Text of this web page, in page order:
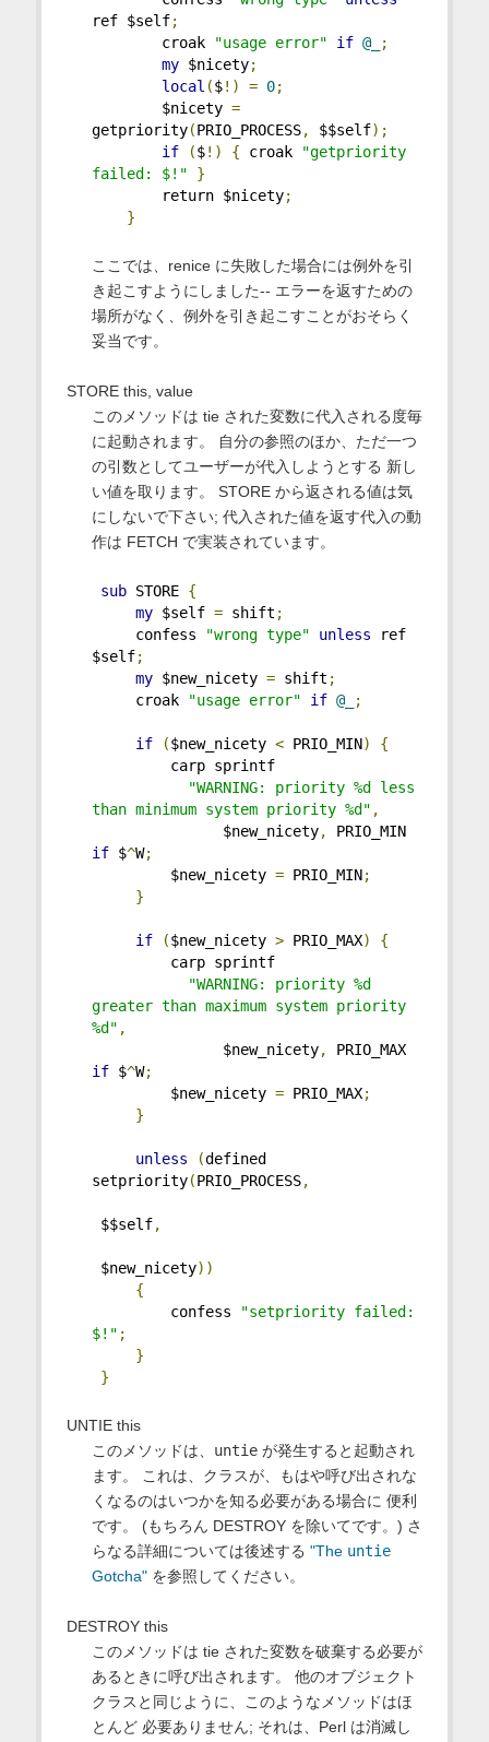
ref $self;
croak
"usage error" if @_
;
my $nicety;
local ($!) = 0;
$nicety =
getpriority(PRIO_PROCESS, $$self);
if
($!) { croak
"getpriority
failed: $!"
}
return $nicety;
}
ここでは、renice に失敗した場合には例外を引
き起こすようにしました-- エラーを返すための
場所がなく、例外を引き起こすことがおそらく
妥当です。
STORE this, value
このメソッドは tie された変数に代入される度毎
に起動されます。 自分の参照のほか、ただ一つ
の引数としてユーザーが代入しようとする 新し
い値を取ります。 STORE から返される値は気
にしないで下さい; 代入された値を返す代入の動
作は FETCH で実装されています。
sub STORE {
my $self = shift ;
confess
"wrong type" unless ref
$self;
my $new_nicety = shift ;
croak
"usage error" if @_ ;
if ($new_nicety < PRIO_MIN)
{
carp sprintf
"WARNING: priority %d less
than minimum system priority %d" ,
$new_nicety,
PRIO_MIN
if $^W;
$new_nicety = PRIO_MIN;
}
if ($new_nicety > PRIO_MAX)
{
carp sprintf
"WARNING: priority %d
greater than maximum system priority
%d" ,
$new_nicety,
PRIO_MAX
if $^W;
$new_nicety = PRIO_MAX;
}
unless (defined
setpriority(PRIO_PROCESS,
$$self,
$new_nicety))
{
confess
"setpriority failed:
$!" ;
}
}
UNTIE this
このメソッドは、 untieが発生すると起動され
ます。 これは、クラスが、もはや呼び出されな
くなるのはいつかを知る必要がある場合に 便利
です。 (もちろん DESTROY を除いてです。) さ
らなる詳細については後述する "The untie
Gotcha"を参照してください。
DESTROY this
このメソッドは tie された変数を破棄する必要が
あるときに呼び出されます。 他のオブジェクト
クラスと同じように、このようなメソッドはほ
とんど 必要ありません; それは、Perl は消滅し